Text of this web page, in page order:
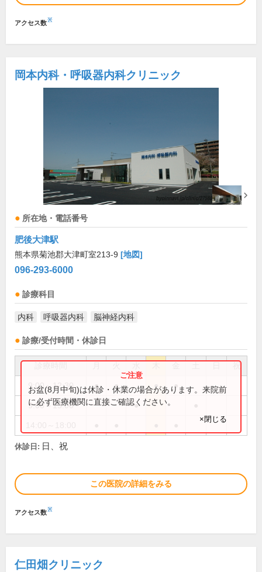
アクセス数※
岡本内科・呼吸器内科クリニック
所在地・電話番号
肥後大津駅
熊本県菊池郡大津町室213-9 [地図]
096-293-6000
診療科目
内科 呼吸器内科 脳神経内科
診療/受付時間・休診日
祝
9:00～12:30 ● ● ● ●
9:00～13:00 ●
お盆(8月中旬)は休診・休業の場合があります。来院前
に必ず医療機関に直接ご確認ください。
×閉じる
休診日: 日、祝
この医院の詳細をみる
アクセス数※
仁田畑クリニック